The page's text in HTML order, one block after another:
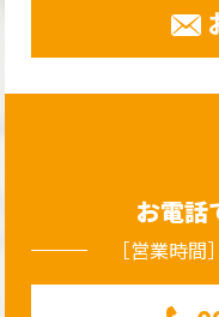
お電話
［営業時